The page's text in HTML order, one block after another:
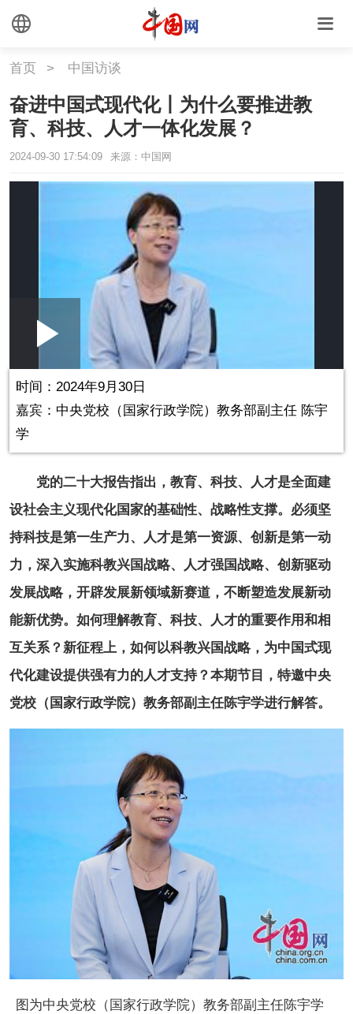
首页 > 中国访谈
奋进中国式现代化丨为什么要推进教
育、科技、人才一体化发展？
2024-09-30 17:54:09 来源：中国网
Play
Video
Picture
时间：2024年9月30日
嘉宾：中央党校（国家行政学院）教务部副主任 陈宇
学
党的二十大报告指出，教育、科技、人才是全面建
设社会主义现代化国家的基础性、战略性支撑。必须坚
持科技是第一生产力、人才是第一资源、创新是第一动
力，深入实施科教兴国战略、人才强国战略、创新驱动
发展战略，开辟发展新领域新赛道，不断塑造发展新动
能新优势。如何理解教育、科技、人才的重要作用和相
互关系？新征程上，如何以科教兴国战略，为中国式现
代化建设提供强有力的人才支持？本期节目，特邀中央
党校（国家行政学院）教务部副主任陈宇学进行解答。
图为中央党校（国家行政学院）教务部副主任陈宇学